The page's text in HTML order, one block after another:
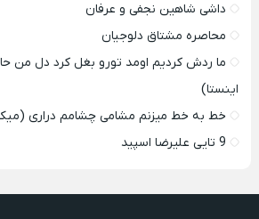
داشی شاهین نجفی و عرفان
محاصره مشتاق دلوجیان
ما ردش کردیم اومد تورو بغل کرد دل من
اینستا)
خط به خط میزنم مشامی چشامم دراری
9 تایی علیرضا اسپید